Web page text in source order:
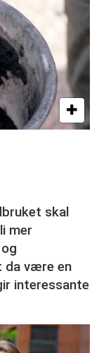
skal
mer
da være en
interessante